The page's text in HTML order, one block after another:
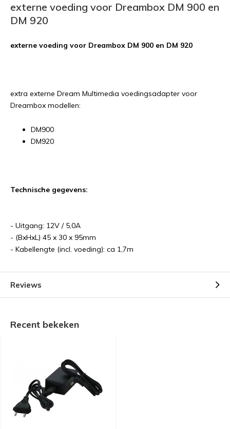
externe voeding voor Dreambox DM 900 en
DM 920
externe voeding voor Dreambox DM 900 en DM 920
extra externe Dream Multimedia voedingsadapter voor
Dreambox modellen:
DM900
DM920
Technische gegevens:
- Uitgang: 12V / 5,0A
- (BxHxL) 45 x 30 x 95mm
- Kabellengte (incl. voeding): ca 1,7m
Reviews
Recent bekeken